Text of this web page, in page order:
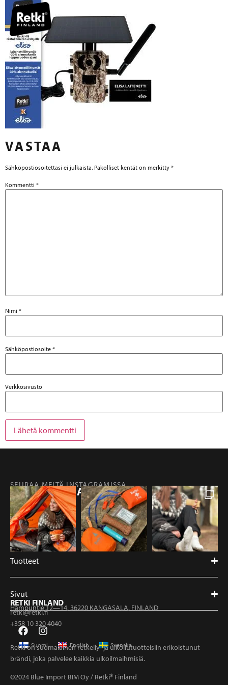
VASTAA
Sähköpostiosoitettasi ei julkaista. Pakolliset kentät on merkitty *
Kommentti *
Nimi *
Sähköpostiosoite *
Verkkosivusto
SEURAA MEITÄ INSTAGRAMISSA
@RETKIFINLAND
Tuotteet
Sivut
RETKI FINLAND
Hampuntie 12—14, 36220 KANGASALA, FINLAND
retki@retki.fi
+358 10 320 4040
Suomi English Svenska
Retki on suomalainen retkeily- ja ulkoilutuotteisiin erikoistunut
brändi, joka palvelee kaikkia ulkoilmaihmisiä.
©2024 Blue Import BIM Oy / Retki® Finland